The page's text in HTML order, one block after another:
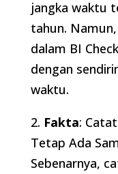
jangka waktu
tahun.
dalam BI
dengan
waktu.
2. Fakta:
Tetap Ada
Sebenarnya,